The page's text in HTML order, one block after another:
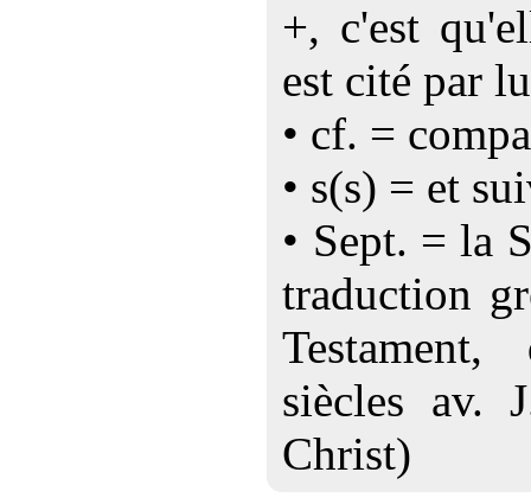
+, c'est
est cité par
• cf. =
• s(s) = et
• Sept. = la
traduction
siècles av.
Christ)